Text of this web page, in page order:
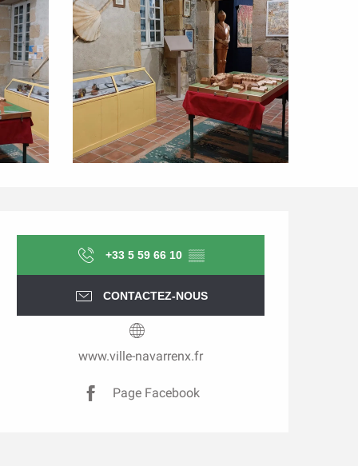
et
+33 5 59 66 10 ▒▒
CONTACTEZ-NOUS
www.ville-navarrenx.fr
Page Facebook